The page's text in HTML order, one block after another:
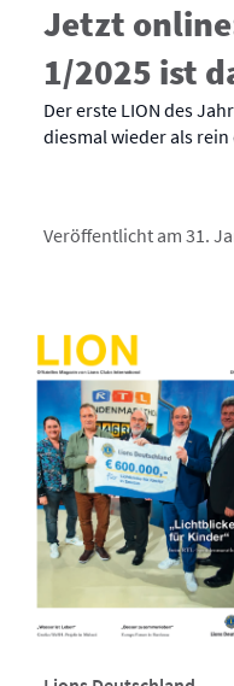
Jetzt
1/2025 ist
Der erste LION des
diesmal wieder als
Veröffentlicht am 31.